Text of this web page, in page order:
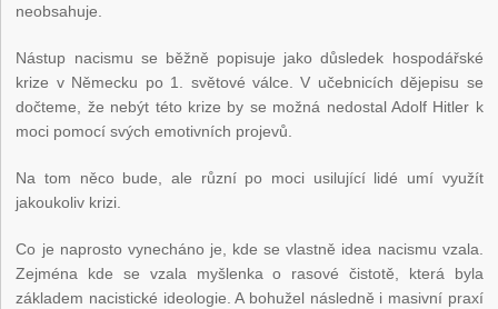
neobsahuje.
Nástup nacismu se běžně popisuje jako důsledek hospodářské
krize v Německu po 1. světové válce. V učebnicích dějepisu se
dočteme, že nebýt této krize by se možná nedostal Adolf Hitler k
moci pomocí svých emotivních projevů.
Na tom něco bude, ale různí po moci usilující lidé umí využít
jakoukoliv krizi.
Co je naprosto vynecháno je, kde se vlastně idea nacismu vzala.
Zejména kde se vzala myšlenka o rasové čistotě, která byla
základem nacistické ideologie. A bohužel následně i masivní praxí